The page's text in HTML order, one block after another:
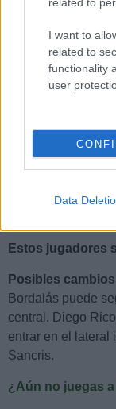
I want to
related to
functionality
user
Data
Estos jugadores
Posibles
Bordalás puede
central. Diego
entrar en el lateral
Sancris.
¿Aún no juegas